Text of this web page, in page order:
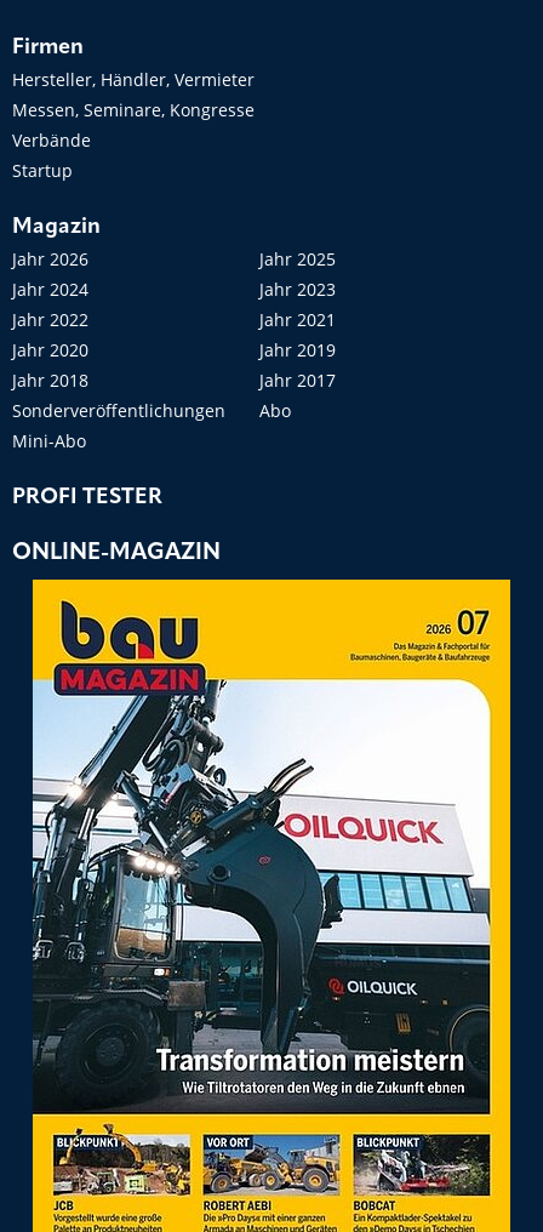
Firmen
Hersteller, Händler, Vermieter
Messen, Seminare, Kongresse
Verbände
Startup
Magazin
Jahr 2026
Jahr 2025
Jahr 2024
Jahr 2023
Jahr 2022
Jahr 2021
Jahr 2020
Jahr 2019
Jahr 2018
Jahr 2017
Sonderveröffentlichungen
Abo
Mini-Abo
PROFI TESTER
ONLINE-MAGAZIN